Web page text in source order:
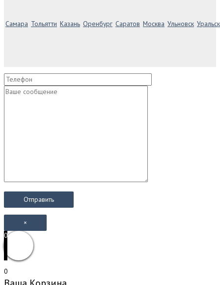
Самара Тольятти Казань Оренбург Саратов Москва Ульновск Уральск
×
0
0